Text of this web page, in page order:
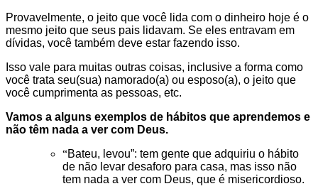
Provavelmente, o jeito que você lida com o dinheiro hoje é o
mesmo jeito que seus pais lidavam. Se eles entravam em
dívidas, você também deve estar fazendo isso.
Isso vale para muitas outras coisas, inclusive a forma como
você trata seu(sua) namorado(a) ou esposo(a), o jeito que
você cumprimenta as pessoas, etc.
Vamos a alguns exemplos de hábitos que aprendemos e
não têm nada a ver com Deus.
“Bateu, levou”: tem gente que adquiriu o hábito
de não levar desaforo para casa, mas isso não
tem nada a ver com Deus, que é misericordioso.